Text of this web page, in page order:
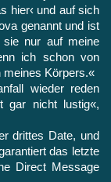
hier‹ und auf sich
genannt und ist
sie nur auf meine
ich schon von
meines Körpers.«
wieder reden
gar nicht lustig«,
drittes Date, und
das letzte
Direct Message